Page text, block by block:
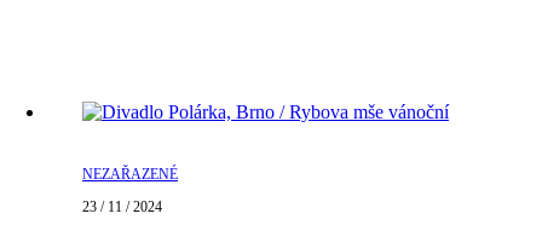
NEZAŘAZENÉ
23 / 11 / 2024